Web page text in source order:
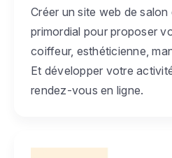
Créer un site web de
primordial pour proposer
coiffeur, esthéticienne,
Et développer votre
rendez-vous en ligne.